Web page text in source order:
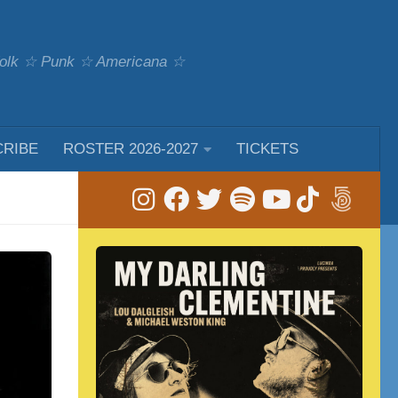
☆ Punk ☆ Americana ☆
ROSTER 2026-2027 TICKETS